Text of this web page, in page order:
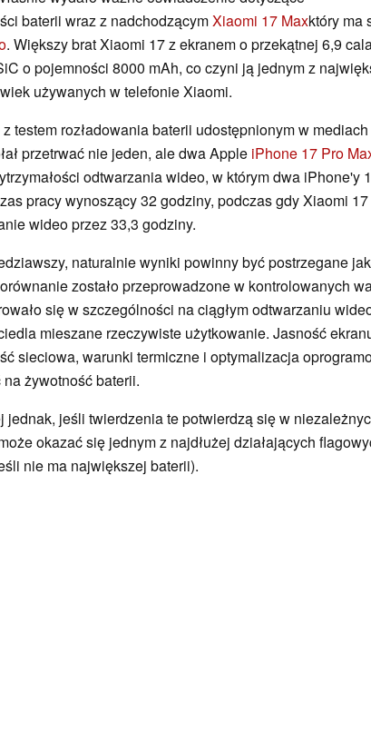
baterii wraz z nadchodzącymXiaomi 17 Maxktóry ma
. Większy brat Xiaomi 17 z ekranem o przekątnej 6,9
o pojemności 8000 mAh, co czyni ją jednym z
używanych w telefonie Xiaomi.
testem rozładowania baterii udostępnionym w
przetrwać nie jeden, ale dwa Apple iPhone 17 Pro
odtwarzania wideo, w którym dwa iPhone'y
pracy wynoszący 32 godziny, podczas gdy Xiaomi
wideo przez 33,3 godziny.
naturalnie wyniki powinny być postrzegane
zostało przeprowadzone w kontrolowanych
się w szczególności na ciągłym odtwarzaniu
mieszane rzeczywiste użytkowanie. Jasność
sieciowa, warunki termiczne i optymalizacja
na żywotność baterii.
jednak, jeśli twierdzenia te potwierdzą się w
okazać się jednym z najdłużej działających
nie ma największej baterii).